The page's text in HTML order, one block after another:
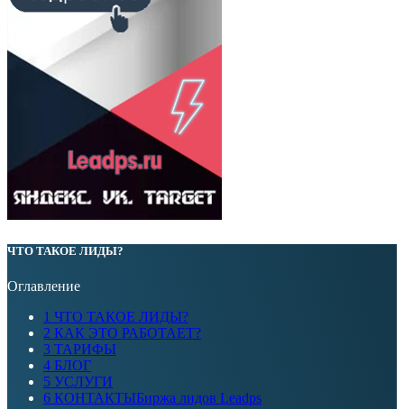
ЧТО ТАКОЕ ЛИДЫ?
Оглавление
1 ЧТО ТАКОЕ ЛИДЫ?
2 КАК ЭТО РАБОТАЕТ?
3 ТАРИФЫ
4 БЛОГ
5 УСЛУГИ
6 КОНТАКТЫБиржа лидов Leadps